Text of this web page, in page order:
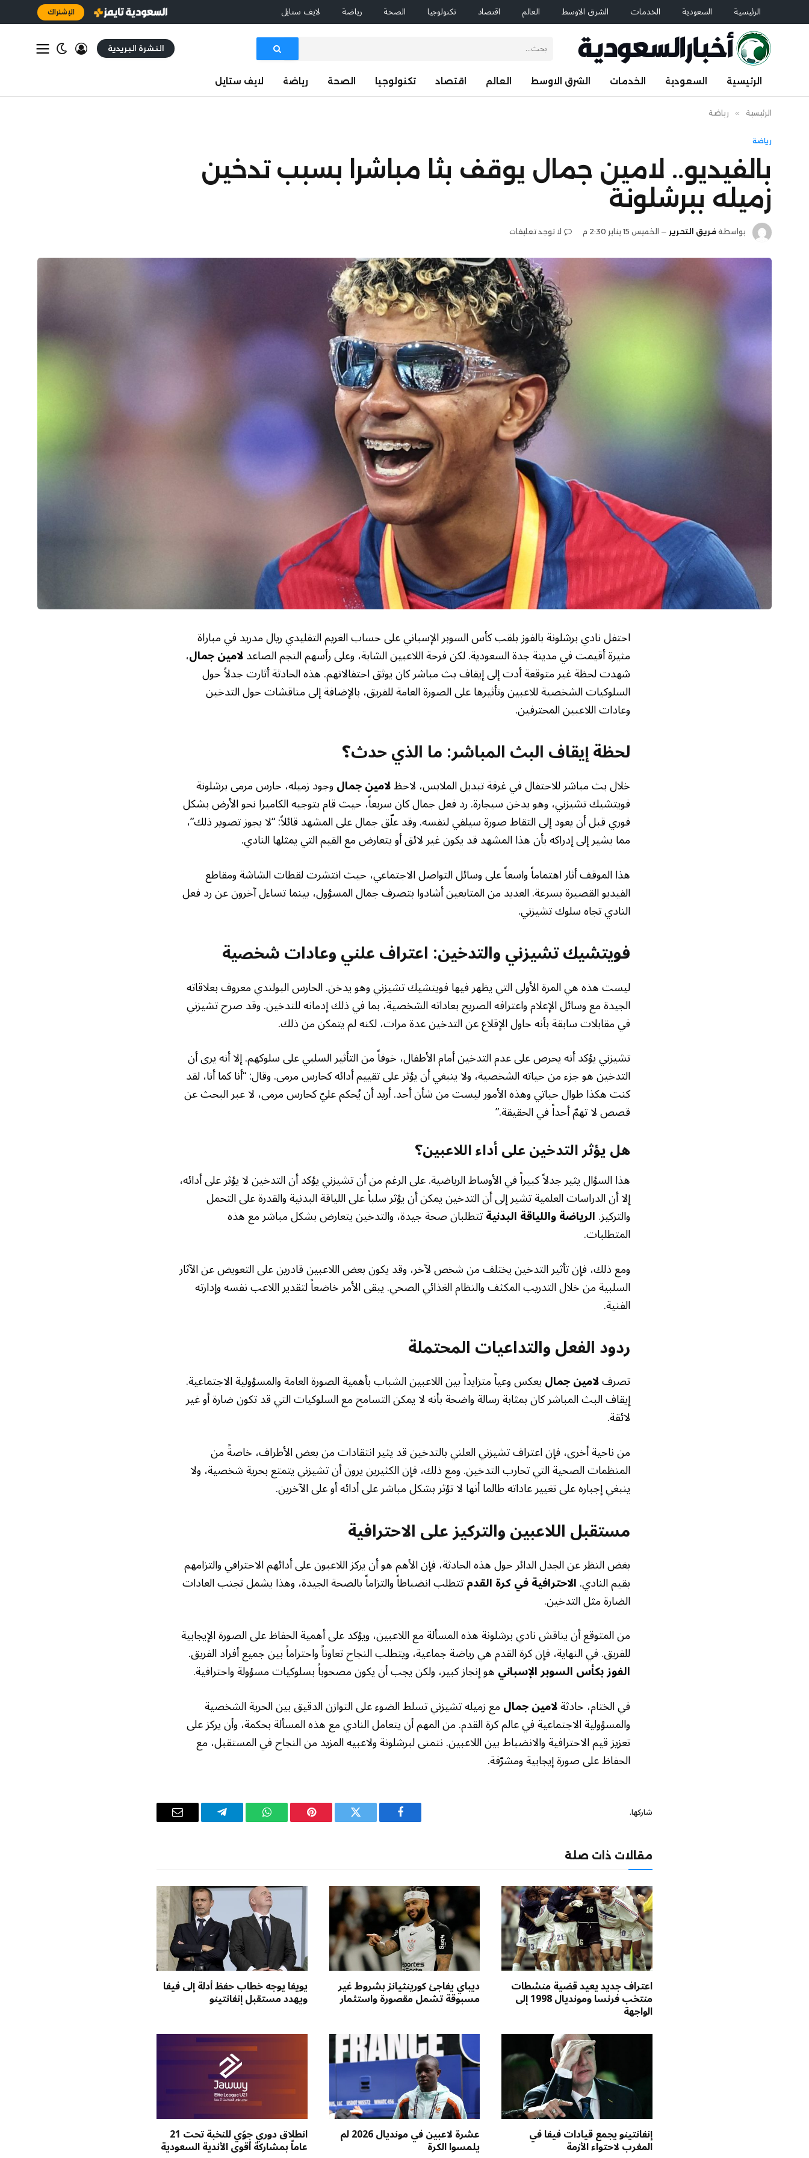
الرئيسية السعودية الخدمات الشرق الاوسط العالم اقتصاد تكنولوجيا الصحة رياضة لايف ستايل الإشتراك
النشرة البريدية
الرئيسية السعودية الخدمات الشرق الاوسط العالم اقتصاد تكنولوجيا الصحة رياضة لايف ستايل
الرئيسية » رياضة
رياضة
بالفيديو.. لامين جمال يوقف بثا مباشرا بسبب تدخين
زميله ببرشلونة
بواسطة فريق التحرير الخميس 15 يناير 2:30 م لا توجد تعليقات
احتفل نادي برشلونة بالفوز بلقب كأس السوبر الإسباني على حساب الغريم التقليدي ريال مدريد في مباراة
مثيرة أقيمت في مدينة جدة السعودية. لكن فرحة اللاعبين الشابة، وعلى رأسهم النجم الصاعدلامين جمال،
شهدت لحظة غير متوقعة أدت إلى إيقاف بث مباشر كان يوثق احتفالاتهم. هذه الحادثة أثارت جدلاً حول
السلوكيات الشخصية للاعبين وتأثيرها على الصورة العامة للفريق، بالإضافة إلى مناقشات حول التدخين
وعادات اللاعبين المحترفين.
لحظة إيقاف البث المباشر: ما الذي حدث؟
خلال بث مباشر للاحتفال في غرفة تبديل الملابس، لاحظلامين جمالوجود زميله، حارس مرمى برشلونة
فويتشيك تشيزني، وهو يدخن سيجارة. رد فعل جمال كان سريعاً، حيث قام بتوجيه الكاميرا نحو الأرض بشكل
فوري قبل أن يعود إلى التقاط صورة سيلفي لنفسه. وقد علّق جمال على المشهد قائلاً: “لا يجوز تصوير ذلك”،
مما يشير إلى إدراكه بأن هذا المشهد قد يكون غير لائق أو يتعارض مع القيم التي يمثلها النادي.
هذا الموقف أثار اهتماماً واسعاً على وسائل التواصل الاجتماعي، حيث انتشرت لقطات الشاشة ومقاطع
الفيديو القصيرة بسرعة. العديد من المتابعين أشادوا بتصرف جمال المسؤول، بينما تساءل آخرون عن رد فعل
النادي تجاه سلوك تشيزني.
فويتشيك تشيزني والتدخين: اعتراف علني وعادات شخصية
ليست هذه هي المرة الأولى التي يظهر فيها فويتشيك تشيزني وهو يدخن. الحارس البولندي معروف بعلاقاته
الجيدة مع وسائل الإعلام واعترافه الصريح بعاداته الشخصية، بما في ذلك إدمانه للتدخين. وقد صرح تشيزني
في مقابلات سابقة بأنه حاول الإقلاع عن التدخين عدة مرات، لكنه لم يتمكن من ذلك.
تشيزني يؤكد أنه يحرص على عدم التدخين أمام الأطفال، خوفاً من التأثير السلبي على سلوكهم. إلا أنه يرى أن
التدخين هو جزء من حياته الشخصية، ولا ينبغي أن يؤثر على تقييم أدائه كحارس مرمى. وقال: “أنا كما أنا، لقد
كنت هكذا طوال حياتي وهذه الأمور ليست من شأن أحد. أريد أن يُحكم عليّ كحارس مرمى، لا عبر البحث عن
قصص لا تهمّ أحداً في الحقيقة.”
هل يؤثر التدخين على أداء اللاعبين؟
هذا السؤال يثير جدلاً كبيراً في الأوساط الرياضية. على الرغم من أن تشيزني يؤكد أن التدخين لا يؤثر على أدائه،
إلا أن الدراسات العلمية تشير إلى أن التدخين يمكن أن يؤثر سلباً على اللياقة البدنية والقدرة على التحمل
والتركيز.الرياضة واللياقة البدنيةتتطلبان صحة جيدة، والتدخين يتعارض بشكل مباشر مع هذه
المتطلبات.
ومع ذلك، فإن تأثير التدخين يختلف من شخص لآخر، وقد يكون بعض اللاعبين قادرين على التعويض عن الآثار
السلبية من خلال التدريب المكثف والنظام الغذائي الصحي. يبقى الأمر خاضعاً لتقدير اللاعب نفسه وإدارته
الفنية.
ردود الفعل والتداعيات المحتملة
تصرفلامين جماليعكس وعياً متزايداً بين اللاعبين الشباب بأهمية الصورة العامة والمسؤولية الاجتماعية.
إيقاف البث المباشر كان بمثابة رسالة واضحة بأنه لا يمكن التسامح مع السلوكيات التي قد تكون ضارة أو غير
لائقة.
من ناحية أخرى، فإن اعتراف تشيزني العلني بالتدخين قد يثير انتقادات من بعض الأطراف، خاصةً من
المنظمات الصحية التي تحارب التدخين. ومع ذلك، فإن الكثيرين يرون أن تشيزني يتمتع بحرية شخصية، ولا
ينبغي إجباره على تغيير عاداته طالما أنها لا تؤثر بشكل مباشر على أدائه أو على الآخرين.
مستقبل اللاعبين والتركيز على الاحترافية
بغض النظر عن الجدل الدائر حول هذه الحادثة، فإن الأهم هو أن يركز اللاعبون على أدائهم الاحترافي والتزامهم
بقيم النادي.الاحترافية في كرة القدمتتطلب انضباطاً والتزاماً بالصحة الجيدة، وهذا يشمل تجنب العادات
الضارة مثل التدخين.
من المتوقع أن يناقش نادي برشلونة هذه المسألة مع اللاعبين، ويؤكد على أهمية الحفاظ على الصورة الإيجابية
للفريق. في النهاية، فإن كرة القدم هي رياضة جماعية، ويتطلب النجاح تعاوناً واحتراماً بين جميع أفراد الفريق.
الفوز بكأس السوبر الإسبانيهو إنجاز كبير، ولكن يجب أن يكون مصحوباً بسلوكيات مسؤولة واحترافية.
في الختام، حادثةلامين جمالمع زميله تشيزني تسلط الضوء على التوازن الدقيق بين الحرية الشخصية
والمسؤولية الاجتماعية في عالم كرة القدم. من المهم أن يتعامل النادي مع هذه المسألة بحكمة، وأن يركز على
تعزيز قيم الاحترافية والانضباط بين اللاعبين. نتمنى لبرشلونة ولاعبيه المزيد من النجاح في المستقبل، مع
الحفاظ على صورة إيجابية ومشرّفة.
شاركها.
فيسبوك تويتر بينتيريستواتساب تيلقرام
البريد
مقالات ذات صلة
اعتراف جديد يعيد قضية منشطات
منتخب فرنسا ومونديال 1998 إلى
الواجهة
ديباي يفاجئ كورينثيانز بشروط غير
مسبوقة تشمل مقصورة واستثمار
يويفا يوجه خطاب حفظ أدلة إلى فيفا
ويهدد مستقبل إنفانتينو
إنفانتينو يجمع قيادات فيفا في
المغرب لاحتواء الأزمة
عشرة لاعبين في مونديال 2026 لم
يلمسوا الكرة
انطلاق دوري جوّي للنخبة تحت 21
عاماً بمشاركة أقوى الأندية السعودية